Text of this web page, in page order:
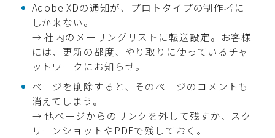
Adobe XDの通知が、プロトタイプの制作者に
しか来ない。
→ 社内のメーリングリストに転送設定。お客様
には、更新の都度、やり取りに使っているチャ
ットワークにお知らせ。
ページを削除すると、そのページのコメントも
消えてしまう。
→ 他ページからのリンクを外して残すか、スク
リーンショットやPDFで残しておく。